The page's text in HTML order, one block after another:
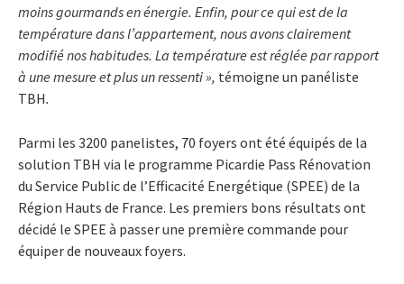
moins gourmands en énergie. Enfin, pour ce qui est de la
température dans l’appartement, nous avons clairement
modifié nos habitudes. La température est réglée par rapport
à une mesure et plus un ressenti », témoigne un panéliste
TBH.
Parmi les 3200 panelistes, 70 foyers ont été équipés de la
solution TBH via le programme Picardie Pass Rénovation
du Service Public de l’Efficacité Energétique (SPEE) de la
Région Hauts de France. Les premiers bons résultats ont
décidé le SPEE à passer une première commande pour
équiper de nouveaux foyers.